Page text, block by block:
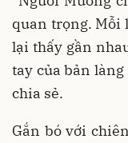
quan trọng. Mỗi
lại thấy gần
tay của bản
chia sẻ.
Gắn bó với